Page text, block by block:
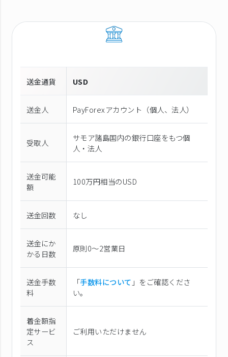
送金通貨 USD
送金人 PayForexアカウント（個⼈、法⼈）
受取人
サモア諸島国内の銀行口座をもつ個
人・法人
送金可能
額
100万円相当のUSD
送金回数 なし
送金にか
かる日数
原則0〜2営業日
送金手数
料
「手数料について 」をご確認くださ
い。
着金額指
定サービ
ス
ご利用いただけません